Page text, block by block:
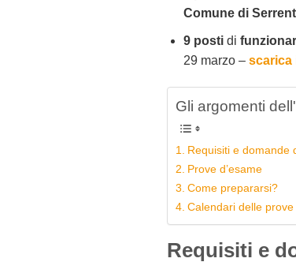
Comune di
9 postidi
29 marzo – scarica
Gli argomenti
Requisiti e domande
Prove d’esame
Come prepararsi?
Calendari delle
Requisiti e